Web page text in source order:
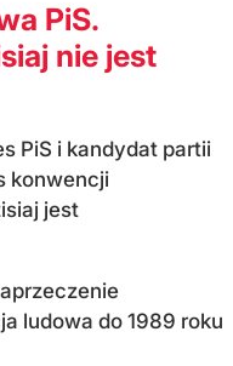
PiS.
nie jest
PiS i kandydat partii
konwencji
jest
ludowa do 1989 roku